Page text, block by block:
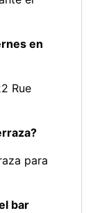
en
Rue
para
bar